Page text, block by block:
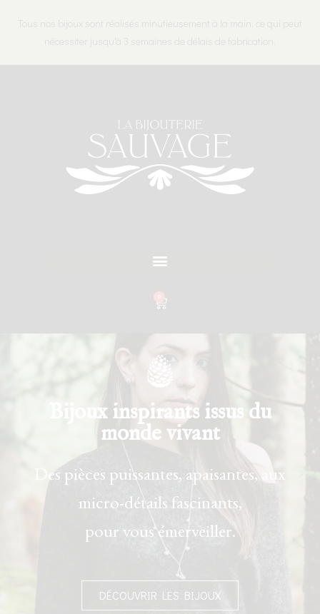
0
Bijoux inspirants issus du
monde vivant
Des pièces puissantes, apaisantes, aux
micro-détails fascinants,
pour vous émerveiller.
DÉCOUVRIR LES BIJOUX